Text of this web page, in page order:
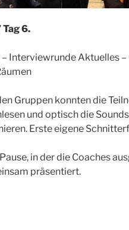
Tag 6.
Interviewrunde Aktuelles –
Gruppen konnten die
und optisch die
Erste eigene
in der die Coaches
präsentiert.